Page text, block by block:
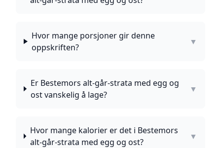
Hvor mange porsjoner gir denne
oppskriften?
▼
Er Bestemors alt-går-strata med egg og
ost vanskelig å lage?
▼
Hvor mange kalorier er det i Bestemors
alt-går-strata med egg og ost?
▼